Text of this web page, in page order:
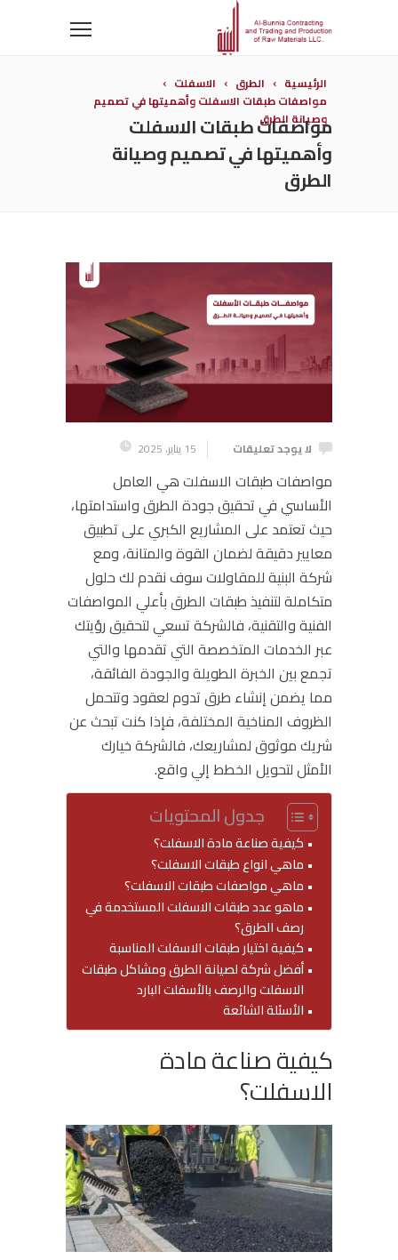
الرئيسية الطرق
الاسفلت
مواصفات طبقات الاسفلت وأهميتها في تصميم
وصيانة الطرق
مواصفات طبقات الاسفلت
وأهميتها في تصميم وصيانة
الطرق
15 يناير، 2025 لا يوجد تعليقات
مواصفات طبقات الاسفلت هي العامل
الأساسي في تحقيق جودة الطرق واستدامتها،
حيث تعتمد على المشاريع الكبري على تطبيق
معايير دقيقة لضمان القوة والمتانة، ومع
شركة البنية للمقاولات سوف نقدم لك حلول
متكاملة لتنفيذ طبقات الطرق بأعلي المواصفات
الفنية والتقنية، فالشركة تسعي لتحقيق رؤيتك
عبر الخدمات المتخصصة التي تقدمها والتي
تجمع بين الخبرة الطويلة والجودة الفائقة،
مما يضمن إنشاء طرق تدوم لعقود وتتحمل
الظروف المناخية المختلفة، فإذا كنت تبحث عن
شريك موثوق لمشاريعك، فالشركة خيارك
الأمثل لتحويل الخطط إلي واقع.
جدول المحتويات
كيفية صناعة مادة الاسفلت؟
ماهي انواع طبقات الاسفلت؟
ماهي مواصفات طبقات الاسفلت؟
ماهو عدد طبقات الاسفلت المستخدمة في
رصف الطرق؟
كيفية اختيار طبقات الاسفلت المناسبة
أفضل شركة لصيانة الطرق ومشاكل طبقات
الاسفلت والرصف بالأسفلت البارد
الأسئلة الشائعة
كيفية صناعة مادة
الاسفلت؟